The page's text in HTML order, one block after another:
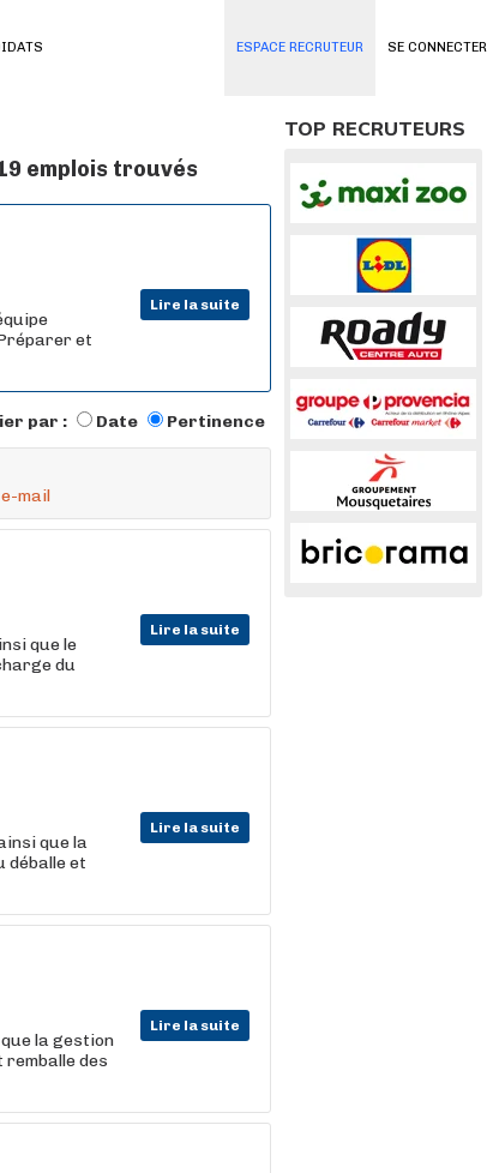
SE CONNECTER
ESPACE RECRUTEUR
emplois trouvés
Lire la suite
et
par : Date Pertinence
mail
Lire la suite
que le
du
Lire la suite
que la
déballe et
Lire la suite
la gestion
remballe des
TOP RECRUTEURS